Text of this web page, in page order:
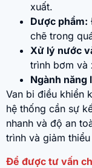
xuất.
Dược phẩm:
chẽ trong
Xử lý nước
trình bơm và
Ngành năng
Van bi điều khiển
hệ thống cần sự
nhanh và độ an
trình và giảm
Để được tư vấn